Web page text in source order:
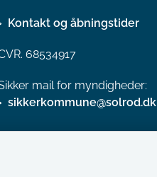
Kontakt og åbningstider
68534917
mail for myndigheder:
sikkerkommune@solrod.dk